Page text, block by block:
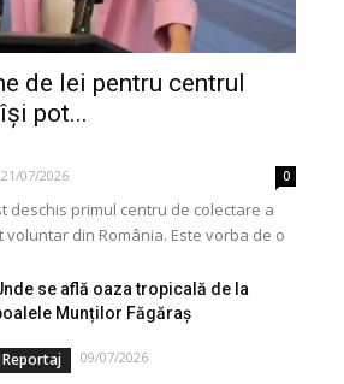
de lei pentru centrul
pot...
21/07/2026 0
deschis primul centru de colectare a
din România. Este vorba de o
se află oaza tropicală de la
Munților Făgăraș
Reportaj 09/07/2026